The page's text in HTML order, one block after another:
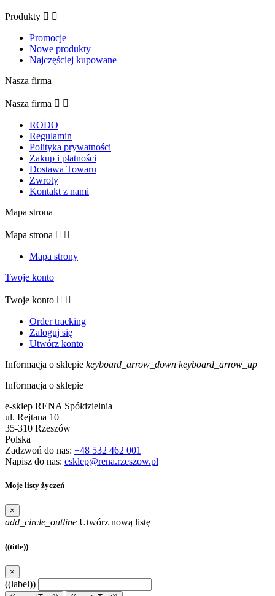
Produkty  
Promocje
Nowe produkty
Najczęściej kupowane
Nasza firma
Nasza firma  
RODO
Regulamin
Polityka prywatności
Zakup i płatności
Dostawa Towaru
Zwroty
Kontakt z nami
Mapa strona
Mapa strona  
Mapa strony
Twoje konto
Twoje konto  
Order tracking
Zaloguj się
Utwórz konto
Informacja o sklepie keyboard_arrow_down keyboard_arrow_up
Informacja o sklepie
e-sklep RENA Spółdzielnia
ul. Rejtana 10
35-310 Rzeszów
Polska
Zadzwoń do nas: +48 532 462 001
Napisz do nas: esklep@rena.rzeszow.pl
Moje listy życzeń
×
add_circle_outline Utwórz nową listę
((title))
×
((label))